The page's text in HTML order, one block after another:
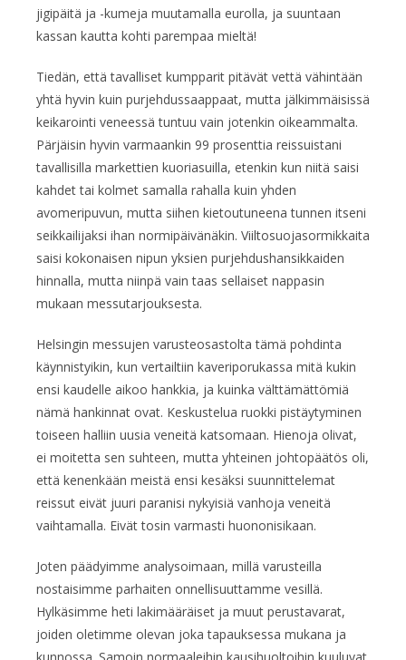
jigipäitä ja -kumeja muutamalla eurolla, ja suuntaan
kassan kautta kohti parempaa mieltä!
Tiedän, että tavalliset kumpparit pitävät vettä vähintään
yhtä hyvin kuin purjehdussaappaat, mutta jälkimmäisissä
keikarointi veneessä tuntuu vain jotenkin oikeammalta.
Pärjäisin hyvin varmaankin 99 prosenttia reissuistani
tavallisilla markettien kuoriasuilla, etenkin kun niitä saisi
kahdet tai kolmet samalla rahalla kuin yhden
avomeripuvun, mutta siihen kietoutuneena tunnen itseni
seikkailijaksi ihan normipäivänäkin. Viiltosuojasormikkaita
saisi kokonaisen nipun yksien purjehdushansikkaiden
hinnalla, mutta niinpä vain taas sellaiset nappasin
mukaan messutarjouksesta.
Helsingin messujen varusteosastolta tämä pohdinta
käynnistyikin, kun vertailtiin kaveriporukassa mitä kukin
ensi kaudelle aikoo hankkia, ja kuinka välttämättömiä
nämä hankinnat ovat. Keskustelua ruokki pistäytyminen
toiseen halliin uusia veneitä katsomaan. Hienoja olivat,
ei moitetta sen suhteen, mutta yhteinen johtopäätös oli,
että kenenkään meistä ensi kesäksi suunnittelemat
reissut eivät juuri paranisi nykyisiä vanhoja veneitä
vaihtamalla. Eivät tosin varmasti huononisikaan.
Joten päädyimme analysoimaan, millä varusteilla
nostaisimme parhaiten onnellisuuttamme vesillä.
Hylkäsimme heti lakimääräiset ja muut perustavarat,
joiden oletimme olevan joka tapauksessa mukana ja
kunnossa. Samoin normaaleihin kausihuoltoihin kuuluvat